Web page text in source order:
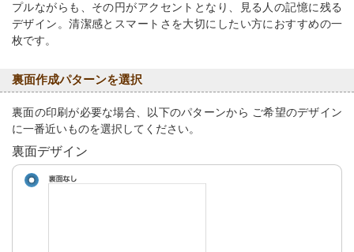
プルながらも、その円がアクセントとなり、見る人の記憶に残る
デザイン。清潔感とスマートさを大切にしたい方におすすめの一
枚です。
裏面作成パターンを選択
裏面の印刷が必要な場合、以下のパターンから ご希望のデザイン
に一番近いものを選択してください。
裏面デザイン